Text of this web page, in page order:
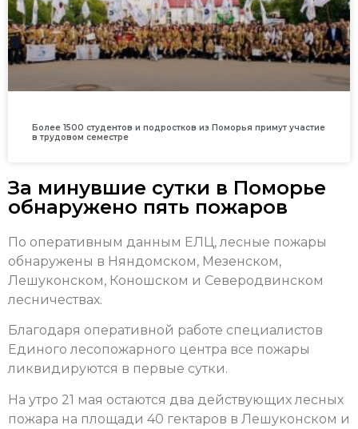
Более 1500 студентов и подростков из Поморья примут участие
в трудовом семестре
За минувшие сутки в Поморье
обнаружено пять пожаров
По оперативным данным ЕЛЦ, лесные пожары
обнаружены в Няндомском, Мезенском,
Лешуконском, Коношском и Северодвинском
лесничествах.
Благодаря оперативной работе специалистов
Единого лесопожарного центра все пожары
ликвидируются в первые сутки.
На утро 21 мая остаются два действующих лесных
пожара на площади 40 гектаров в Лешуконском и